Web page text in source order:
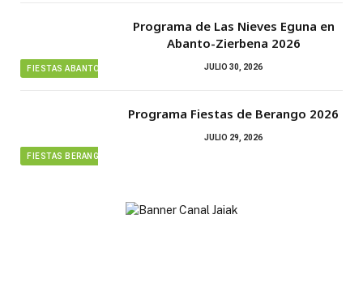
FIESTAS ABANTO ZIERBENA
Programa de Las Nieves Eguna en
Abanto-Zierbena 2026
JULIO 30, 2026
FIESTAS BERANGO
Programa Fiestas de Berango 2026
JULIO 29, 2026